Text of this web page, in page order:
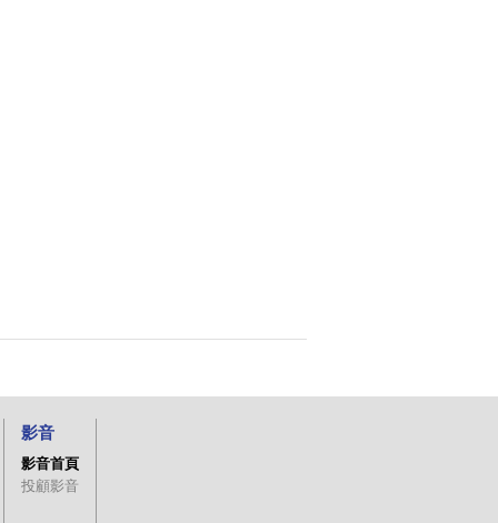
影音
影音首頁
投顧影音